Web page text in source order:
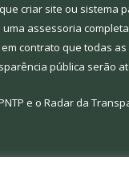
criar site ou sistema
uma assessoria
contrato que todas
pública serão
e o Radar da